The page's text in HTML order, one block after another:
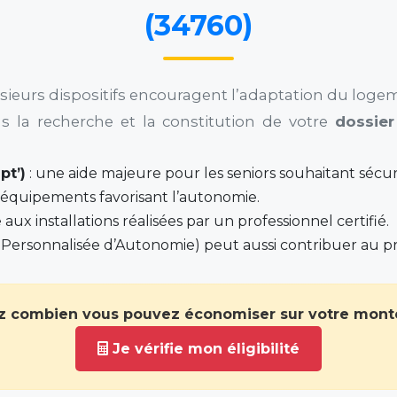
(34760)
dispositifs encouragent l’adaptation du
la recherche et la constitution de votre
: une aide majeure pour les seniors souhaitant
favorisant l’autonomie.
installations réalisées par un professionnel certifié.
Personnalisée d’Autonomie) peut aussi contribuer au
combien vous pouvez économiser sur votre
Je vérifie mon éligibilité